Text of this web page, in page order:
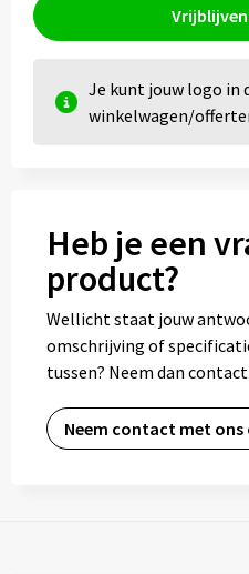
Je kunt jouw logo in
winkelwagen/
Heb je een
product?
Wellicht staat jouw
omschrijving of
tussen? Neem dan
Neem contact met ons